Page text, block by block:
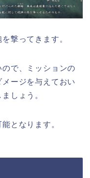
撃ってきます。
で、ミッションの
ージを与えておい
しょう。
となります。